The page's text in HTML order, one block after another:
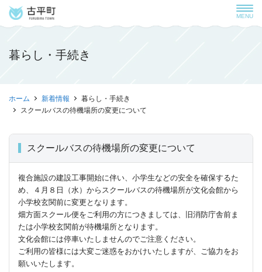
MENU
暮らし・手続き
ホーム 新着情報
暮らし・手続き
スクールバスの待機場所の変更について
スクールバスの待機場所の変更について
複合施設の建設工事開始に伴い、小学生などの安全を確保するた
め、４月８日（水）からスクールバスの待機場所が文化会館から
小学校玄関前に変更となります。
畑方面スクール便をご利用の方につきましては、旧消防庁舎前ま
たは小学校玄関前が待機場所となります。
文化会館には停車いたしませんのでご注意ください。
ご利用の皆様には大変ご迷惑をおかけいたしますが、ご協力をお
願いいたします。